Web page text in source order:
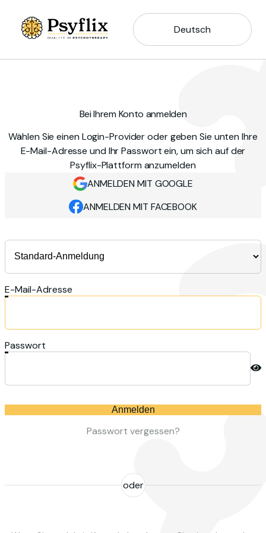
Deutsch
Bei Ihrem Konto anmelden
Wählen Sie einen Login-Provider oder geben Sie unten Ihre
E-Mail-Adresse und Ihr Passwort ein, um sich auf der
Psyflix-Plattform anzumelden
ANMELDEN MIT GOOGLE
ANMELDEN MIT FACEBOOK
E-Mail-Adresse
Passwort
Anmelden
Passwort vergessen?
oder